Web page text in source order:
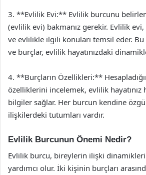
3. **Evlilik Evi:** Evlilik burcunu
(evlilik evi) bakmanız gerekir. Evlilik
ve evlilikle ilgili konuları temsil eder.
ve burçlar, evlilik hayatınızdaki
4. **Burçların Özellikleri:**
özelliklerini incelemek, evlilik hayatınız
bilgiler sağlar. Her burcun kendine
ilişkilerdeki tutumları vardır.
Evlilik Burcunun Önemi Nedir?
Evlilik burcu, bireylerin ilişki
yardımcı olur. İki kişinin burçları